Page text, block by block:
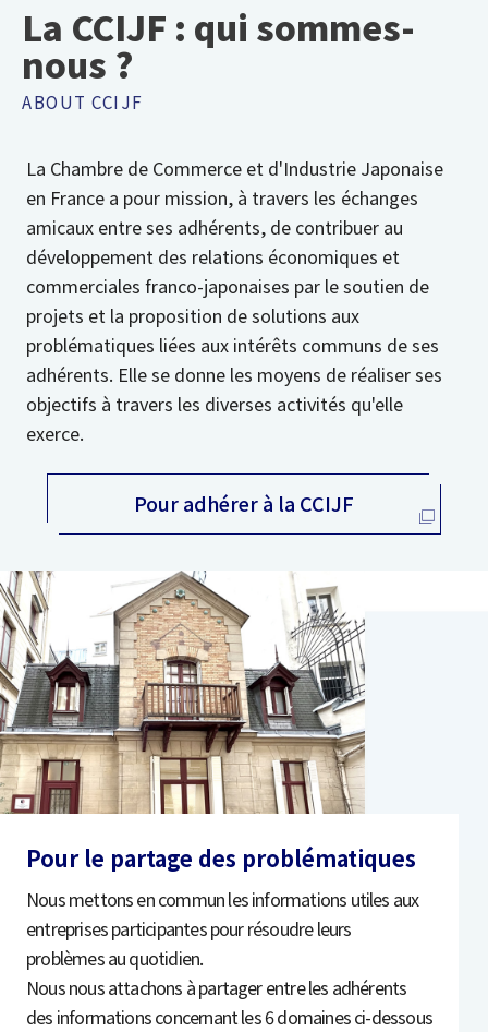
La CCIJF : qui sommes-
nous ?
ABOUT CCIJF
La Chambre de Commerce et d'Industrie Japonaise
en France a pour mission, à travers les échanges
amicaux entre ses adhérents, de contribuer au
développement des relations économiques et
commerciales franco-japonaises par le soutien de
projets et la proposition de solutions aux
problématiques liées aux intérêts communs de ses
adhérents. Elle se donne les moyens de réaliser ses
objectifs à travers les diverses activités qu'elle
exerce.
Pour adhérer à la CCIJF
Pour le partage des problématiques
Nous mettons en commun les informations utiles aux
entreprises participantes pour résoudre leurs
problèmes au quotidien.
Nous nous attachons à partager entre les adhérents
des informations concernant les 6 domaines ci-dessous